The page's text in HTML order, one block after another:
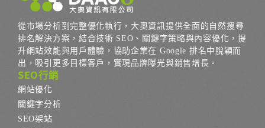
從市場分析到完整優化執行，大奧資訊提供全面的自然搜尋
排名解決方案，結合技術 SEO、關鍵字策略與內容優化，提
升網站效能與用戶體驗，協助企業在 Google 排名中脫穎而
出，吸引更多目標客戶，實現品牌曝光與銷售增長。
SEO行銷
網站優化
關鍵字分析
SEO架站